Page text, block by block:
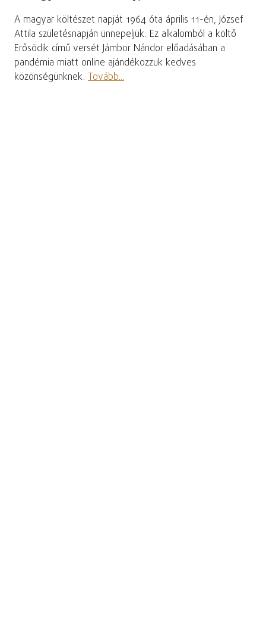
A magyar költészet napját 1964 óta április 11-én, József
Attila születésnapján ünnepeljük. Ez alkalomból a költő
Erősödik című versét Jámbor Nándor előadásában a
pandémia miatt online ajándékozzuk kedves
közönségünknek. Tovább...